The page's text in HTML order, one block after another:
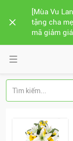
[Mùa Vu
tặng cha
mã giảm